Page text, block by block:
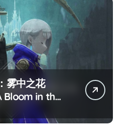
雾中之花
Bloom in the